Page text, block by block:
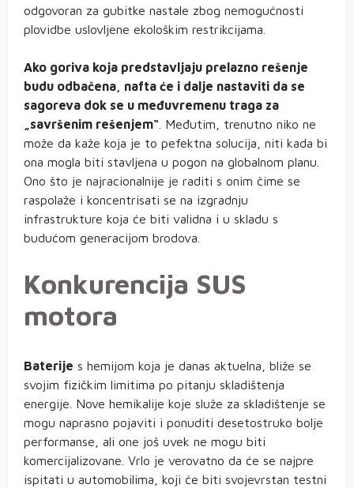
odgovoran za gubitke nastale zbog nemogućnosti
plovidbe uslovljene ekološkim restrikcijama.
Ako goriva koja predstavljaju prelazno rešenje
budu odbačena, nafta će i dalje nastaviti da se
sagoreva dok se u međuvremenu traga za
„savršenim rešenjem“ . Međutim, trenutno niko ne
može da kaže koja je to pefektna solucija, niti kada bi
ona mogla biti stavljena u pogon na globalnom planu.
Ono što je najracionalnije je raditi s onim čime se
raspolaže i koncentrisati se na izgradnju
infrastrukture koja će biti validna i u skladu s
budućom generacijom brodova.
Konkurencija SUS
motora
Baterije s hemijom koja je danas aktuelna, bliže se
svojim fizičkim limitima po pitanju skladištenja
energije. Nove hemikalije koje služe za skladištenje se
mogu naprasno pojaviti i ponuditi desetostruko bolje
performanse, ali one još uvek ne mogu biti
komercijalizovane. Vrlo je verovatno da će se najpre
ispitati u automobilima, koji će biti svojevrstan testni